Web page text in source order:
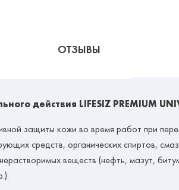
ОТЗЫВЫ
действия LIFESIZ PREMIUM
защиты кожи во время работ при
средств, органических спиртов,
веществ (нефть, мазут,